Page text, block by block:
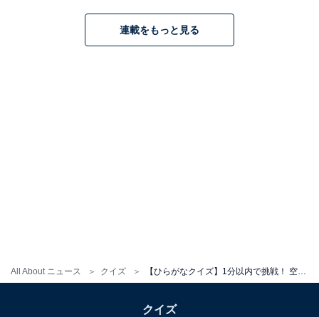
All About ニュース クイズ
連載をもっと見る
クイズ